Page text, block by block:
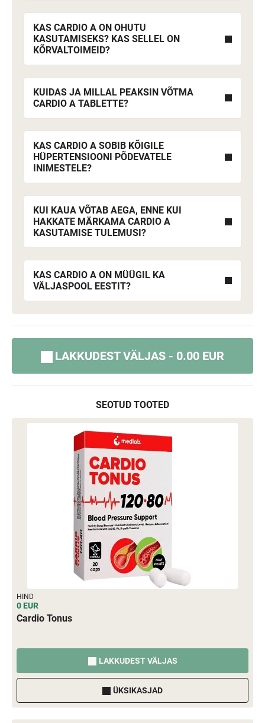
KAS CARDIO A ON OHUTU
KASUTAMISEKS? KAS SELLEL ON
KÕRVALTOIMEID?
KUIDAS JA MILLAL PEAKSIN VÕTMA
CARDIO A TABLETTE?
KAS CARDIO A SOBIB KÕIGILE
HÜPERTENSIOONI PÕDEVATELE
INIMESTELE?
KUI KAUA VÕTAB AEGA, ENNE KUI
HAKKATE MÄRKAMA CARDIO A
KASUTAMISE TULEMUSI?
KAS CARDIO A ON MÜÜGIL KA
VÄLJASPOOL EESTIT?
LAKKUDEST VÄLJAS - 0.00 EUR
SEOTUD TOOTED
HIND
0 EUR
Cardio Tonus
LAKKUDEST VÄLJAS
ÜKSIKASJAD